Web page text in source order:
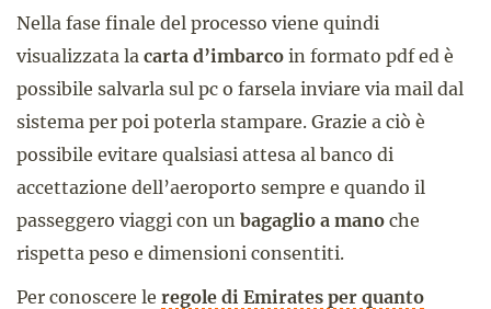
Nella fase finale del processo viene quindi
visualizzata la carta d’imbarco in formato pdf ed è
possibile salvarla sul pc o farsela inviare via mail dal
sistema per poi poterla stampare. Grazie a ciò è
possibile evitare qualsiasi attesa al banco di
accettazione dell’aeroporto sempre e quando il
passeggero viaggi con un bagaglio a mano che
rispetta peso e dimensioni consentiti.
Per conoscere le regole di Emirates per quanto